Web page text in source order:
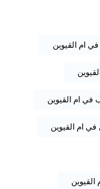
ام القيوين
في ام القيوين
في ام القيوين